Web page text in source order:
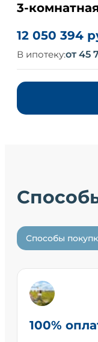
3-
12 050 394
В ипотеку:от 45
Способы
100%